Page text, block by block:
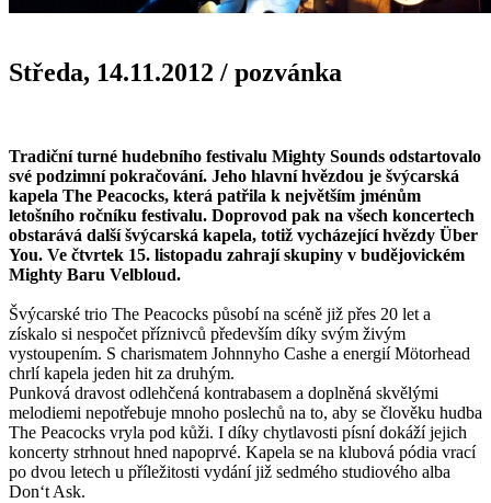
Středa, 14.11.2012 / pozvánka
Tradiční turné hudebního festivalu Mighty Sounds odstartovalo
své podzimní pokračování. Jeho hlavní hvězdou je švýcarská
kapela The Peacocks, která patřila k největším jménům
letošního ročníku festivalu. Doprovod pak na všech koncertech
obstarává další švýcarská kapela, totiž vycházející hvězdy Über
You. Ve čtvrtek 15. listopadu zahrají skupiny v budějovickém
Mighty Baru Velbloud.
Švýcarské trio The Peacocks působí na scéně již přes 20 let a
získalo si nespočet příznivců především díky svým živým
vystoupením. S charismatem Johnnyho Cashe a energií Mötorhead
chrlí kapela jeden hit za druhým.
Punková dravost odlehčená kontrabasem a doplněná skvělými
melodiemi nepotřebuje mnoho poslechů na to, aby se člověku hudba
The Peacocks vryla pod kůži. I díky chytlavosti písní dokáží jejich
koncerty strhnout hned napoprvé. Kapela se na klubová pódia vrací
po dvou letech u příležitosti vydání již sedmého studiového alba
Don‘t Ask.